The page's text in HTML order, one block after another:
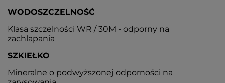
WODOSZCZELNOŚĆ
Klasa szczelności WR / 30M - odporny na
zachlapania
SZKIEŁKO
Mineralne o podwyższonej odporności na